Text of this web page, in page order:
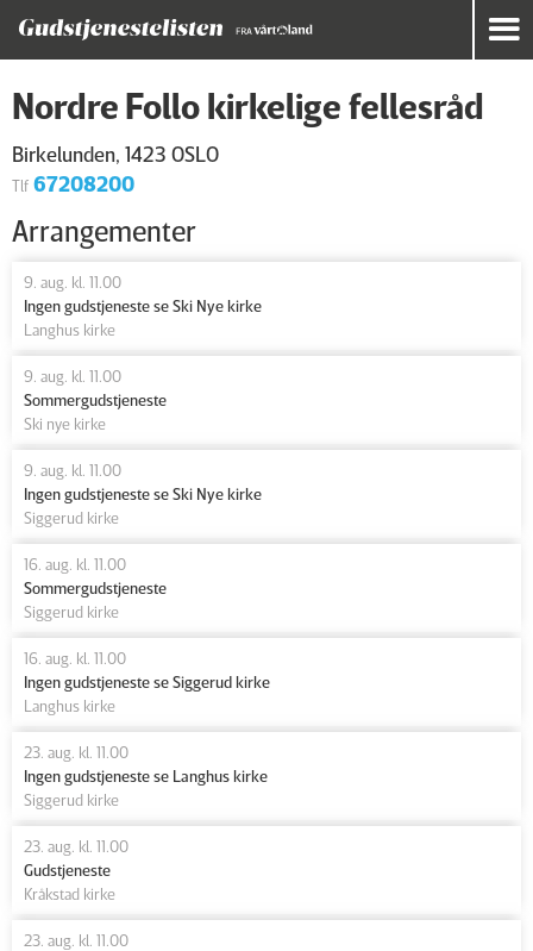
Nordre Follo kirkelige fellesråd
Birkelunden, 1423 OSLO
Tlf 67208200
Arrangementer
9. aug. kl. 11.00
Ingen gudstjeneste se Ski Nye kirke
Langhus kirke
9. aug. kl. 11.00
Sommergudstjeneste
Ski nye kirke
9. aug. kl. 11.00
Ingen gudstjeneste se Ski Nye kirke
Siggerud kirke
16. aug. kl. 11.00
Sommergudstjeneste
Siggerud kirke
16. aug. kl. 11.00
Ingen gudstjeneste se Siggerud kirke
Langhus kirke
23. aug. kl. 11.00
Ingen gudstjeneste se Langhus kirke
Siggerud kirke
23. aug. kl. 11.00
Gudstjeneste
Kråkstad kirke
23. aug. kl. 11.00